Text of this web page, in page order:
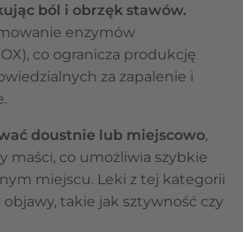
ból i obrzęk stawów.
enzymów
co ogranicza produkcję
za zapalenie i
doustnie lub miejscowo,
maści, co umożliwia szybkie
miejscu. Leki z tej kategorii
objawy, takie jak sztywność czy